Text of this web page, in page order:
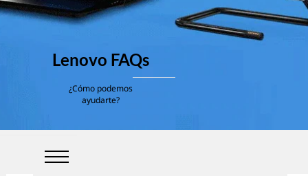
Lenovo FAQs
¿Cómo podemos
ayudarte?